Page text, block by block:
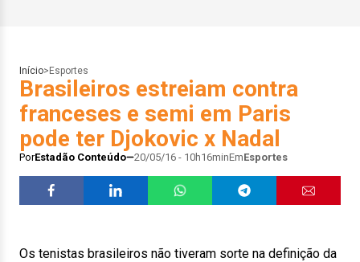
Início> Esportes
Brasileiros estreiam contra
franceses e semi em Paris
pode ter Djokovic x Nadal
PorEstadão Conteúdo 20/05/16 - 10h16minEmEsportes
Os tenistas brasileiros não tiveram sorte na definição da